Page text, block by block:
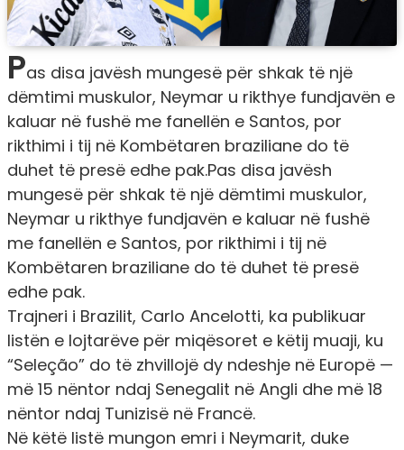
Pas disa javësh mungesë për shkak të një
dëmtimi muskulor, Neymar u rikthye fundjavën e
kaluar në fushë me fanellën e Santos, por
rikthimi i tij në Kombëtaren braziliane do të
duhet të presë edhe pak.Pas disa javësh
mungesë për shkak të një dëmtimi muskulor,
Neymar u rikthye fundjavën e kaluar në fushë
me fanellën e Santos, por rikthimi i tij në
Kombëtaren braziliane do të duhet të presë
edhe pak.
Trajneri i Brazilit, Carlo Ancelotti, ka publikuar
listën e lojtarëve për miqësoret e këtij muaji, ku
“Seleção” do të zhvillojë dy ndeshje në Europë —
më 15 nëntor ndaj Senegalit në Angli dhe më 18
nëntor ndaj Tunizisë në Francë.
Në këtë listë mungon emri i Neymarit, duke